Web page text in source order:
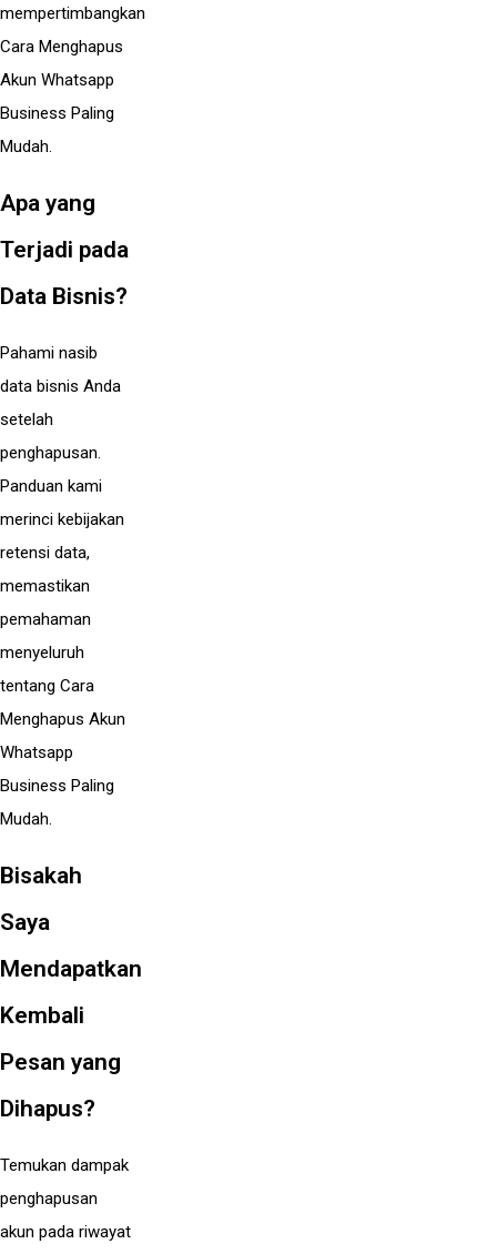
mempertimbangkan
Cara Menghapus
Akun Whatsapp
Business Paling
Mudah.
Apa yang
Terjadi pada
Data Bisnis?
Pahami nasib
data bisnis Anda
setelah
penghapusan.
Panduan kami
merinci kebijakan
retensi data,
memastikan
pemahaman
menyeluruh
tentang Cara
Menghapus Akun
Whatsapp
Business Paling
Mudah.
Bisakah
Saya
Mendapatkan
Kembali
Pesan yang
Dihapus?
Temukan dampak
penghapusan
akun pada riwayat